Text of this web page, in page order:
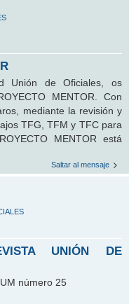
Unión de Oficiales, os
MENTOR. Con
mediante la revisión y
TFG, TFM y TFC para
MENTOR está
Saltar al mensaje
UNIÓN DE
número 25